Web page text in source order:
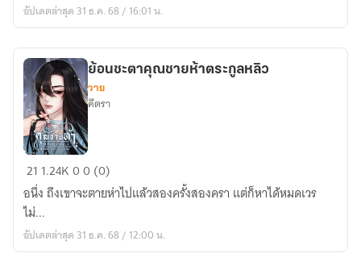
อัปเดตล่าสุด 31 ธ.ค. 68 / 16:01 น.
ย้อน
ชะตา
คุณชาย
ห้า
ตระกูล
ย้อนชะตาคุณชายห้าตระกูลหลิว
วาย
คีตรา
21 1.24K00 (0)
อนึ่ง ถึงเขาจะตายห่าไปแล้วสองครั้งสองครา แต่ก็หาได้หมดเวร
ไม่...
อัปเดตล่าสุด 31 ธ.ค. 68 / 12:00 น.